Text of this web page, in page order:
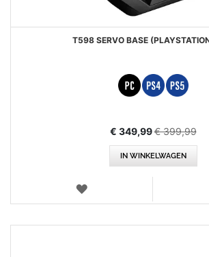
T598 SERVO BASE
Aanbiedingsprijs
€ 349,99€ 399,99
IN WINKELWAGEN
VERLANGLIJST